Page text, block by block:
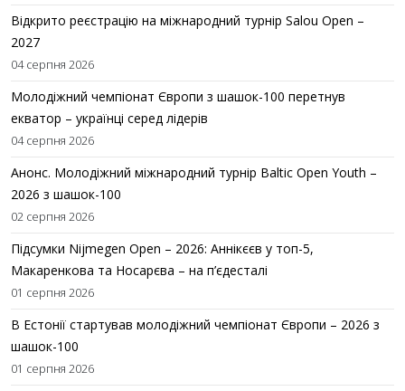
Відкрито реєстрацію на міжнародний турнір Salou Open –
2027
04 серпня 2026
Молодіжний чемпіонат Європи з шашок-100 перетнув
екватор – українці серед лідерів
04 серпня 2026
Анонс. Молодіжний міжнародний турнір Baltic Open Youth –
2026 з шашок-100
02 серпня 2026
Підсумки Nijmegen Open – 2026: Аннікєєв у топ-5,
Макаренкова та Носарєва – на п’єдесталі
01 серпня 2026
В Естонії стартував молодіжний чемпіонат Європи – 2026 з
шашок-100
01 серпня 2026